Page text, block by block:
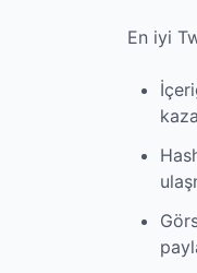
En iyi